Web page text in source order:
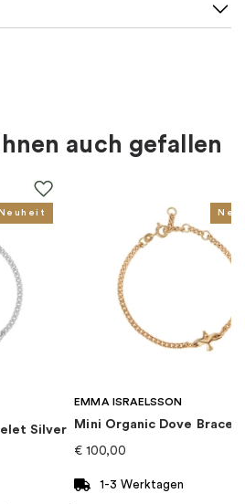
Silber
Damen, Kinder
4051245502268
Thomas Sabo
auch gefallen
Neuheit
Silver
EMMA ISRAELSSON
Mini Organic Dove
€ 100,00
1-3 Werktagen